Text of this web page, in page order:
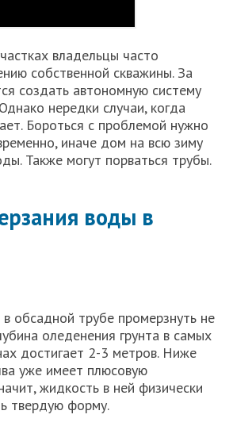
владельцы часто
собственной скважины. За
создать автономную систему
нередки случаи, когда
Бороться с проблемой нужно
иначе дом на всю зиму
Также могут порваться трубы.
воды в
обсадной трубе промерзнуть не
оледенения грунта в самых
достигает 2-3 метров. Ниже
уже имеет плюсовую
жидкость в ней физически
твердую форму.